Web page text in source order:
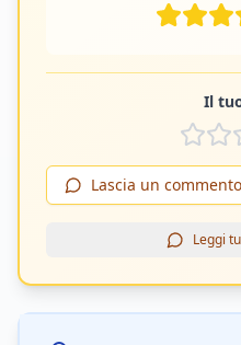
Il
Lascia un commento
Leggi